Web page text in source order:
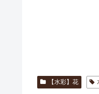
【水彩】花